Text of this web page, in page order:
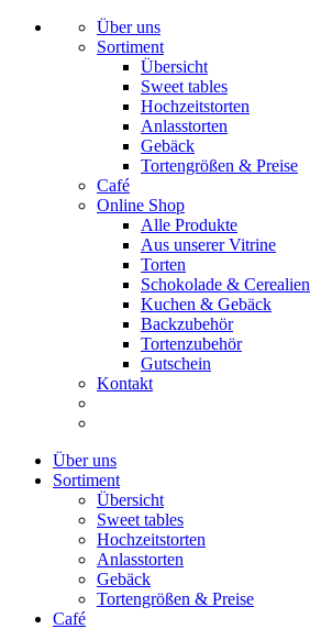
Über uns
Sortiment
Übersicht
Sweet tables
Hochzeitstorten
Anlasstorten
Gebäck
Tortengrößen & Preise
Café
Online Shop
Alle Produkte
Aus unserer Vitrine
Torten
Schokolade & Cerealien
Kuchen & Gebäck
Backzubehör
Tortenzubehör
Gutschein
Kontakt
Über uns
Sortiment
Übersicht
Sweet tables
Hochzeitstorten
Anlasstorten
Gebäck
Tortengrößen & Preise
Café